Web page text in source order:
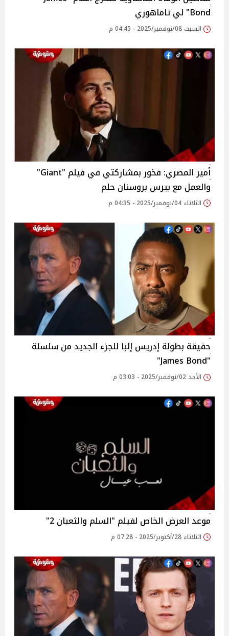
Bond" لي تاماهوري
السبت 08/نوفمبر/2025 - 04:45 م
أمير المصري: فخور بمشاركتي في فيلم "Giant"
والعمل مع بيرس بروسنان حلم
الثلاثاء 04/نوفمبر/2025 - 04:35 م
حقيقة بطولة إدريس إلبا للجزء الجديد من سلسلة
"James Bond"
الأحد 02/نوفمبر/2025 - 03:03 م
موعد العرض الخاص لفيلم "السلم والثعبان 2"
الثلاثاء 28/أكتوبر/2025 - 07:28 م